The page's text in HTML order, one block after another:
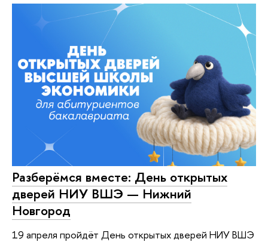
Разберёмся вместе: День открытых
дверей НИУ ВШЭ — Нижний
Новгород
19 апреля пройдёт День открытых дверей НИУ ВШЭ